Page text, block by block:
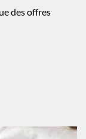
des offres